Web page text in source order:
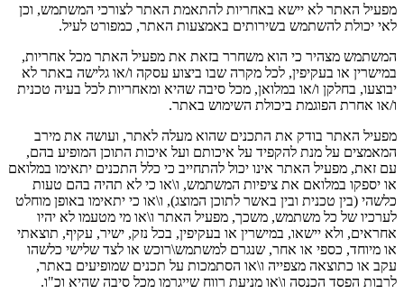
מפעיל האתר לא יישא באחריות להתאמת האתר לצורכי המשתמש, וכן
לאי יכולת להשתמש בשירותים באמצעות האתר, כמפורט לעיל.
המשתמש מצהיר כי הוא משחרר בזאת את מפעיל האתר מכל אחריות,
במישרין או בעקיפין, לכל מקרה שבו ביצוע עסקה ו/או גלישה באתר לא
יבוצעו, בחלקן ו/או במלואן, מכל סיבה שהיא ומאחריות לכל בעיה טכנית
ו/או אחרת הפוגמת ביכולת השימוש באתר.
מפעיל האתר בודק את התכנים שהוא מעלה לאתר, ועושה את מירב
המאמצים על מנת להקפיד על איכותם ועל איכות התוכן המופיע בהם,
עם זאת, מפעיל האתר אינו יכול להתחייב כי כלל התכנים יתאימו במלואם
או יספקו במלואם את ציפיות המשתמש, ו\או כי לא תהיה בהם טעות
כלשהי (בין טכנית ובין באשר לתוכן המוצג), ו\או כי יתאימו באופן מוחלט
לערכיו של כל משתמש, משכך, מפעיל האתר ו\או מי מטעמו לא יהיו
אחראים, ולא יישאו, במישרין או בעקיפין, בכל נזק, ישיר, עקיף, תוצאתי
או מיוחד, כספי או אחר, שנגרם למשתמש\רוכש או לצד שלישי כלשהו
עקב או כתוצאה מצפייה ו\או הסתמכות על תכנים שמופיעים באתר,
לרבות הפסד הכנסה ו\או מניעת רווח שייגרמו מכל סיבה שהיא וכ"ו.